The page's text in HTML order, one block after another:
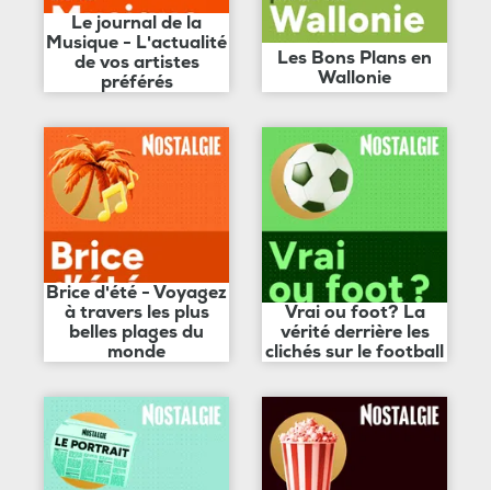
Le journal de la
Musique - L'actualité
de vos artistes
préférés
Les Bons Plans en
Wallonie
Brice d'été - Voyagez
à travers les plus
belles plages du
monde
Vrai ou foot? La
vérité derrière les
clichés sur le football